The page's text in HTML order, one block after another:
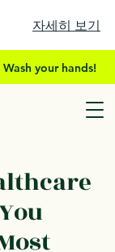
자세히 보기